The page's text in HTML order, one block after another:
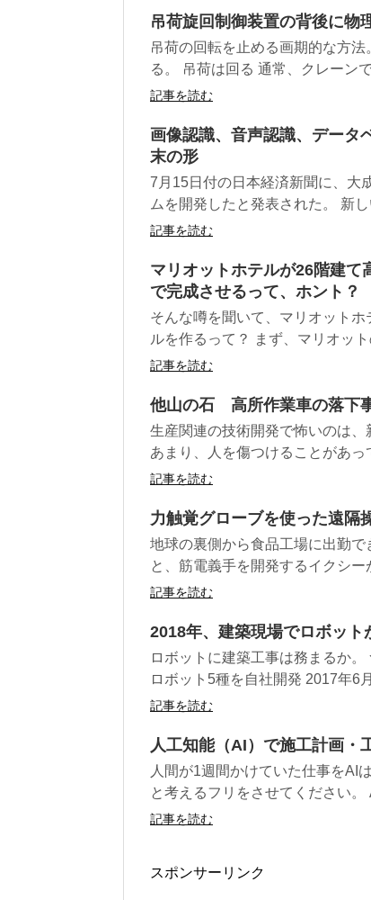
吊荷旋回制御装置の背後に物
吊荷の回転を止める画期的な方
る。 吊荷は回る 通常、クレーン
記事を読む
画像認識、音声認識、データ
末の形
7月15日付の日本経済新聞に、大
ムを開発したと発表された。 新
記事を読む
マリオットホテルが26階建て
で完成させるって、ホント？
そんな噂を聞いて、マリオット
ルを作るって？ まず、マリオッ
記事を読む
他山の石 高所作業車の落下
生産関連の技術開発で怖いのは
あまり、人を傷つけることがあ
記事を読む
力触覚グローブを使った遠隔
地球の裏側から食品工場に出勤
と、筋電義手を開発するイクシ
記事を読む
2018年、建築現場でロボット
ロボットに建築工事は務まるか
ロボット5種を自社開発 2017年6
記事を読む
人工知能（AI）で施工計画・
人間が1週間かけていた仕事をAI
と考えるフリをさせてください。
記事を読む
スポンサーリンク